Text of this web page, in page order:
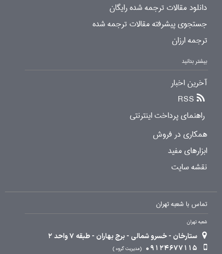
دانلود مقالات ترجمه شده رایگان
جستجوی پیشرفته مقالات ترجمه شده
ترجمه ارزان
بیشتر بدانید
آخرین اخبار
RSS
راهنمای پرداخت اینترنتی
همکاری در فروش
ابزارهای مفید
نقشه سایت
تماس با شعبه تهران
شعبه تهران
ستارخان - خسرو شمالی - برج بهاران - طبقه 7 واحد 2
09124677115
مدیریت گروه